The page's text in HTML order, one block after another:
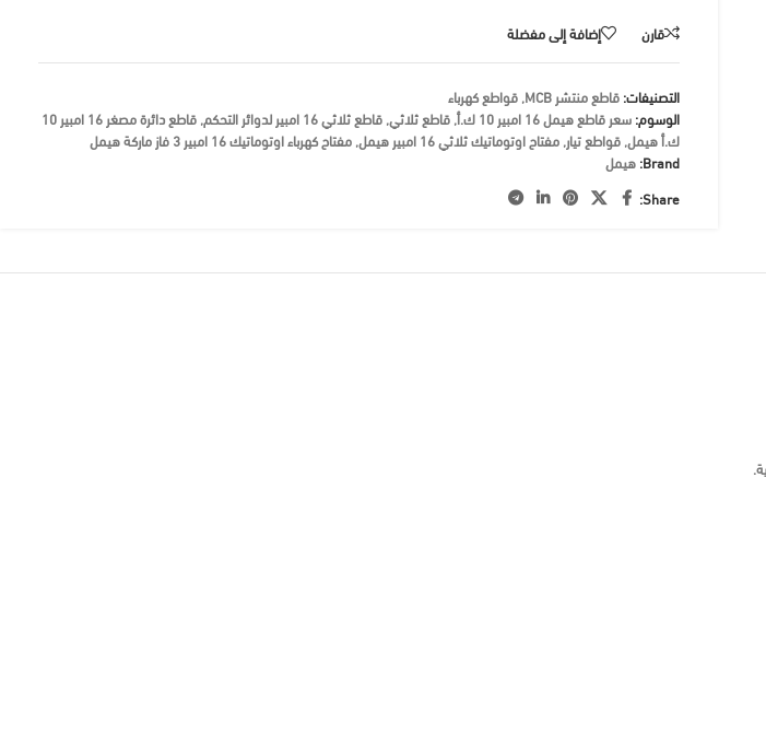
قارن إضافة إلى مفضلة
التصنيفات:قاطع منتشر MCB ,قواطع كهرباء
الوسوم:سعر قاطع هيمل 16 امبير 10 ك.أ ,قاطع ثلاثي,قاطع ثلاثي 16 امبير لدوائر التحكم ,
قاطع دائرة مصغر 16 امبير 10
ك.أ هيمل,قواطع تيار,مفتاح اوتوماتيك ثلاثي 16 امبير هيمل ,مفتاح كهرباء اوتوماتيك 16 امبير 3 فاز ماركة هيمل
Brand: هيمل
Share: